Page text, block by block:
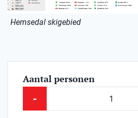
Hemsedal skigebied
Aantal personen
-